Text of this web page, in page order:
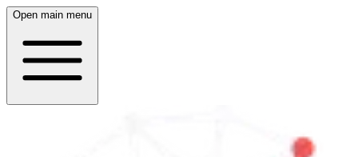
Open main menu